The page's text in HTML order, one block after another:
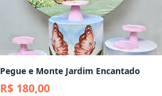
Pegue e Monte Jardim Encantado
R$ 180,00